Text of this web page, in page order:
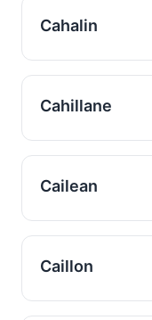
Cahalin
Cahillane
Cailean
Caillon